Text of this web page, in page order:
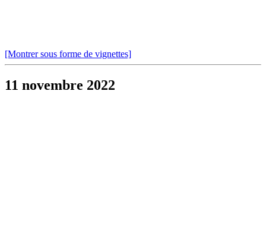
[Montrer sous forme de vignettes]
11 novembre 2022